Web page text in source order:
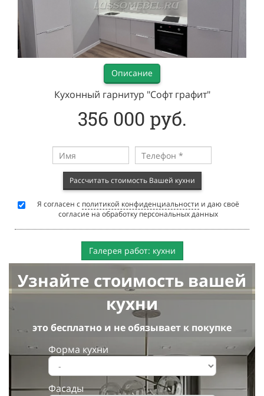
Описание
Кухонный гарнитур "Софт графит"
356 000 руб.
Рассчитать стоимость Вашей кухни
Я согласен с политикой конфиденциальности и даю своё
согласие на обработку персональных данных
Галерея работ: кухни
Узнайте стоимость вашей
кухни
это бесплатно и не обязывает к покупке
Форма кухни
Фасады